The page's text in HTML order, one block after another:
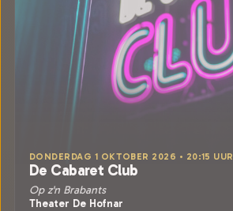
DONDERDAG 1 OKTOBER 2026 • 20:15 UUR
De Cabaret Club
Op z'n Brabants
Theater De Hofnar